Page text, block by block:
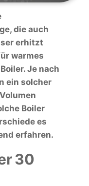
die auch
erhitzt
warmes
Je nach
ein solcher
Boiler
es
erfahren.
30